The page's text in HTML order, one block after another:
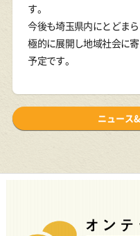
す。
今後も埼玉県内にとどま
極的に展開し地域社会に
予定です。
ニュース